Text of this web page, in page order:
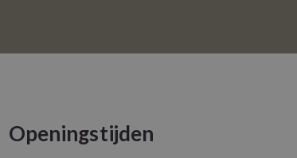
Openingstijden